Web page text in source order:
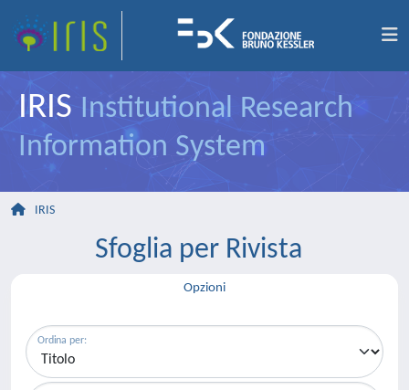
IRIS Institutional Research
Information System
IRIS
Sfoglia per Rivista
Opzioni
Ordina per: